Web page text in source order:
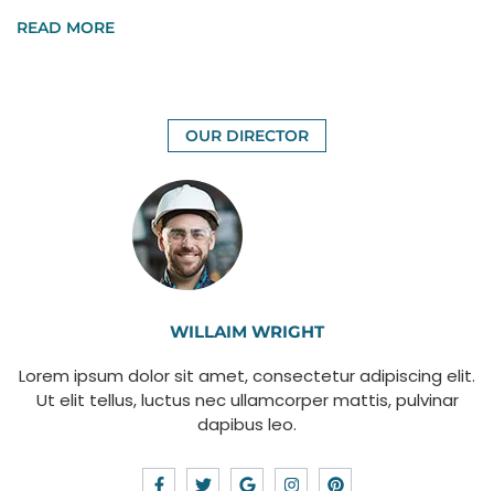
READ MORE
OUR DIRECTOR
WILLAIM WRIGHT
Lorem ipsum dolor sit amet, consectetur adipiscing elit.
Ut elit tellus, luctus nec ullamcorper mattis, pulvinar
dapibus leo.